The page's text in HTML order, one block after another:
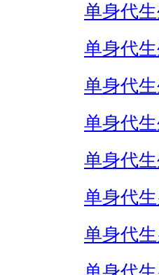
单身代
单身代
单身代
单身代
单身代
单身代
单身代